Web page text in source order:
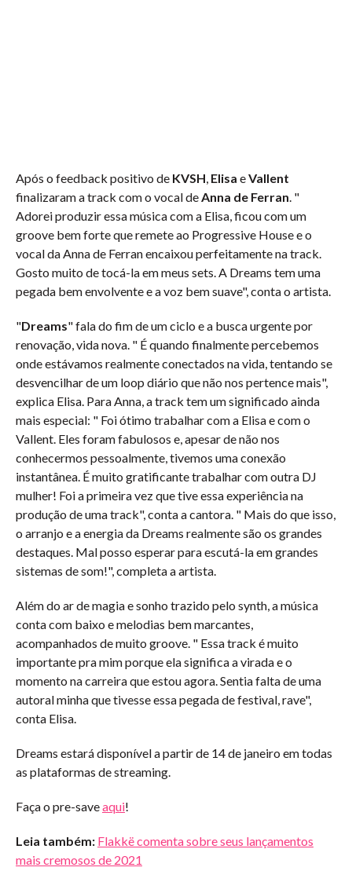
Após o feedback positivo de KVSH, Elisa eVallent
finalizaram a track com o vocal deAnna de Ferran. "
Adorei produzir essa música com a Elisa, ficou com um
groove bem forte que remete ao Progressive House e o
vocal da Anna de Ferran encaixou perfeitamente na track.
Gosto muito de tocá-la em meus sets. A Dreams tem uma
pegada bem envolvente e a voz bem suave", conta o artista.
"Dreams" fala do fim de um ciclo e a busca urgente por
renovação, vida nova. " É quando finalmente percebemos
onde estávamos realmente conectados na vida, tentando se
desvencilhar de um loop diário que não nos pertence mais",
explica Elisa. Para Anna, a track tem um significado ainda
mais especial: " Foi ótimo trabalhar com a Elisa e com o
Vallent. Eles foram fabulosos e, apesar de não nos
conhecermos pessoalmente, tivemos uma conexão
instantânea. É muito gratificante trabalhar com outra DJ
mulher! Foi a primeira vez que tive essa experiência na
produção de uma track", conta a cantora. " Mais do que isso,
o arranjo e a energia da Dreams realmente são os grandes
destaques. Mal posso esperar para escutá-la em grandes
sistemas de som!", completa a artista.
Além do ar de magia e sonho trazido pelo synth, a música
conta com baixo e melodias bem marcantes,
acompanhados de muito groove. " Essa track é muito
importante pra mim porque ela significa a virada e o
momento na carreira que estou agora. Sentia falta de uma
autoral minha que tivesse essa pegada de festival, rave",
conta Elisa.
Dreams estará disponível a partir de 14 de janeiro em todas
as plataformas de streaming.
Faça o pre-saveaqui!
Leia também: Flakkë comenta sobre seus lançamentos
mais cremosos de 2021